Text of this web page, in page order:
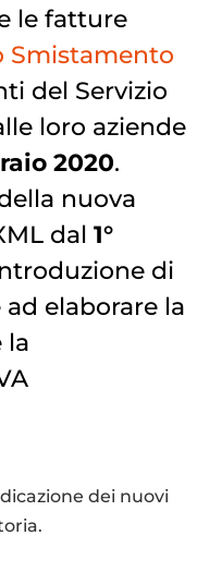
le fatture
Smistamento
del Servizio
loro aziende
2020.
nuova
dal 1°
di
elaborare la
la
dei nuovi